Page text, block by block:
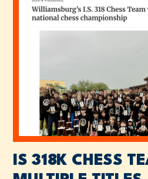
IS 318K CHESS